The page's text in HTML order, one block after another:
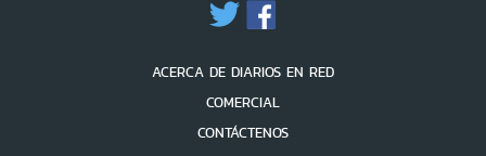
ACERCA DE DIARIOS EN RED
COMERCIAL
CONTÁCTENOS